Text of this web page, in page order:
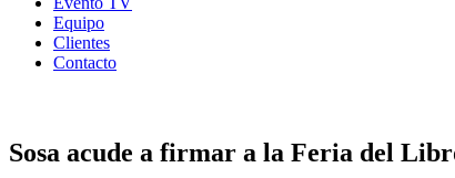
Equipo
Clientes
Contacto
Sosa acude a firmar a la Feria del